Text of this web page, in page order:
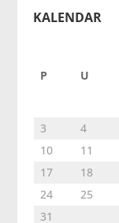
KALENDAR
P U
3
4
10
11
17
18
24
25
31